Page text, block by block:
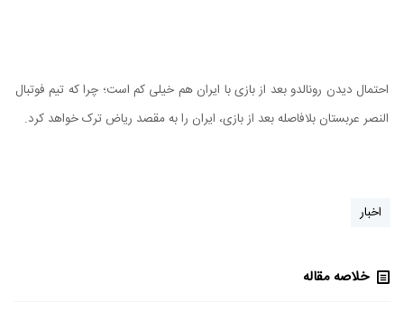
احتمال دیدن رونالدو بعد از بازی با ایران هم خیلی کم است؛ چرا که تیم فوتبال
النصر عربستان بلافاصله بعد از بازی، ایران را به مقصد ریاض ترک خواهد کرد.
اخبار
خلاصه مقاله